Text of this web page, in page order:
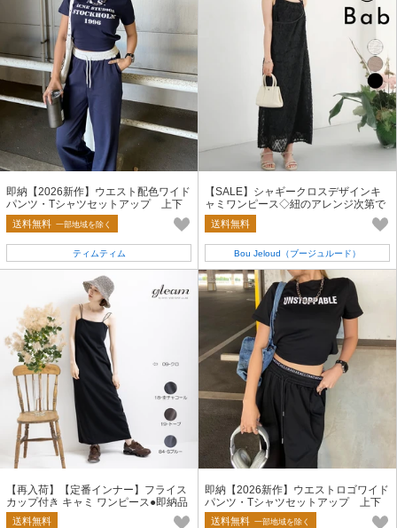
即納【2026新作】ウエスト配色ワイド
パンツ・Tシャツセットアップ 上下
セット 2点セット 半袖 夏服
送料無料 一部地域を除く
ティムティム
【SALE】シャギークロスデザインキ
ャミワンピース◇紐のアレンジ次第で
何通りも楽しめる
送料無料
Bou Jeloud（ブージュルード）
【再入荷】【定番インナー】フライス
カップ付き キャミ ワンピース●即納品
可能
送料無料
即納【2026新作】ウエストロゴワイド
パンツ・Tシャツセットアップ 上下
セット 2点セット 半袖 夏服
送料無料 一部地域を除く